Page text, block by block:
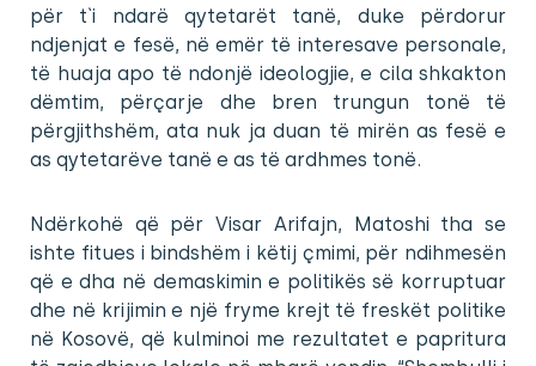
për t`i ndarë qytetarët tanë, duke përdorur
ndjenjat e fesë, në emër të interesave personale,
të huaja apo të ndonjë ideologjie, e cila shkakton
dëmtim, përçarje dhe bren trungun tonë të
përgjithshëm, ata nuk ja duan të mirën as fesë e
as qytetarëve tanë e as të ardhmes tonë.
Ndërkohë që për Visar Arifajn, Matoshi tha se
ishte fitues i bindshëm i këtij çmimi, për ndihmesën
që e dha në demaskimin e politikës së korruptuar
dhe në krijimin e një fryme krejt të freskët politike
në Kosovë, që kulminoi me rezultatet e papritura